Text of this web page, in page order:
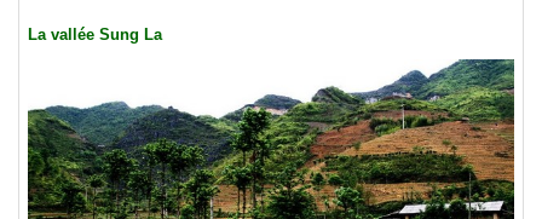
La vallée Sung La